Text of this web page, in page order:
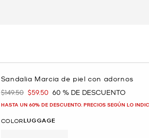
Sandalia Marcia de piel con adornos
Era
$149.50 Ahora
$59.50 60 % DE DESCUENTO
HASTA UN 60% DE DESCUENTO. PRECIOS SEGÚN LO
COLORLUGGAGE